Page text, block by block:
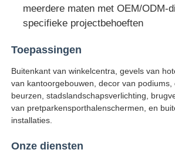
meerdere maten met OEM/ODM-
specifieke projectbehoeften
Toepassingen
Buitenkant van winkelcentra, gevels van
van kantoorgebouwen, decor van podiums,
beurzen, stadslandschapsverlichting,
van pretparkensporthalenschermen, en
installaties.
Onze diensten